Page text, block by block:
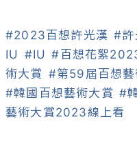
#2023百想許光漢 #許
IU #IU #百想花絮
術大賞 #第59屆百想藝
#韓國百想藝術大賞 #
藝術大賞2023線上看